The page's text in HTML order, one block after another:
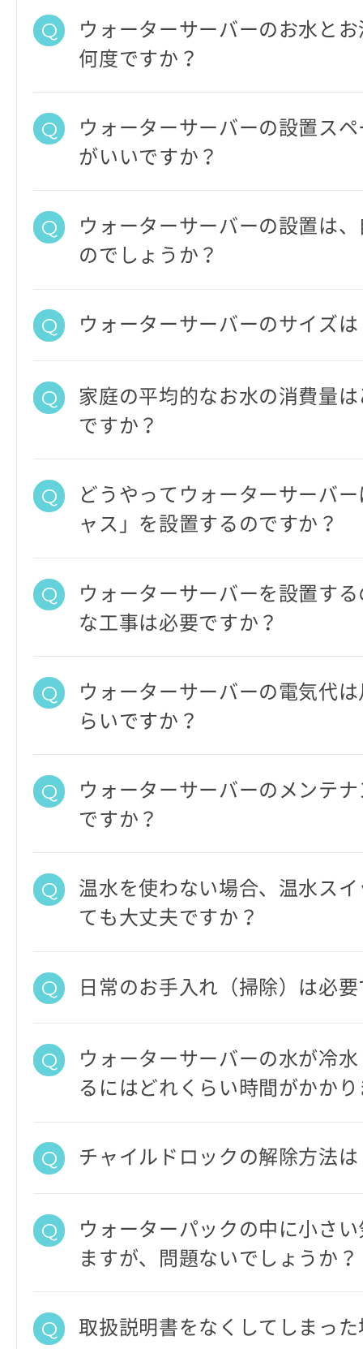
ウォーターサーバーのお水と
何度ですか？
ウォーターサーバーの設置ス
がいいですか？
ウォーターサーバーの設置は
のでしょうか？
ウォーターサーバーのサイズは
家庭の平均的なお水の消費量
ですか？
どうやってウォーターサーバ
ャス」を設置するのですか？
ウォーターサーバーを設置す
な工事は必要ですか？
ウォーターサーバーの電気代
らいですか？
ウォーターサーバーのメンテ
ですか？
温水を使わない場合、温水ス
ても大丈夫ですか？
日常のお手入れ（掃除）は必
ウォーターサーバーの水が冷
るにはどれくらい時間がかか
チャイルドロックの解除方法は
ウォーターパックの中に小さ
ますが、問題ないでしょうか？
取扱説明書をなくしてしまっ